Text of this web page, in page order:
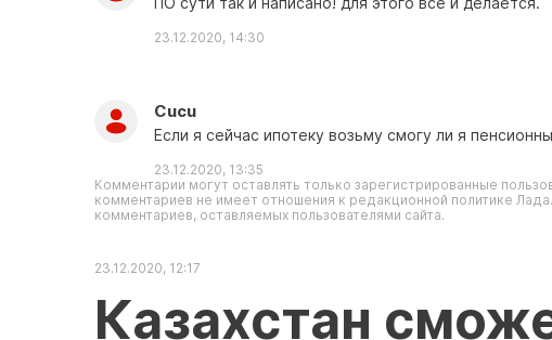
23.12.2020, 14:30
Cucu
Если я сейчас ипотеку возьму смогу ли я
23.12.2020, 13:35
Комментарии могут оставлять только зарегистрированные
комментариев не имеет отношения к редакционной политике
комментариев, оставляемых пользователями сайта.
23.12.2020, 12:17
Казахстан